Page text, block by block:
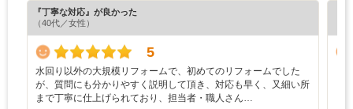
『丁寧な対応』が良かった
（40代／女性）
5
水回り以外の大規模リフォームで、初めてのリフォームでした
が、質問にも分かりやすく説明して頂き、対応も早く、又細い所
まで丁寧に仕上げられており、担当者・職人さん…